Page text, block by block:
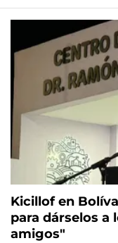
Kicillof en
para dárselos a
amigos"